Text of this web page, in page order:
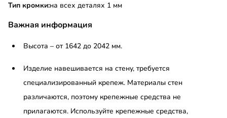
Тип кромки:на всех деталях 1 мм
Важная информация
Высота – от 1642 до 2042 мм.
Изделие навешивается на стену, требуется
специализированный крепеж. Материалы стен
различаются, поэтому крепежные средства не
прилагаются. Используйте крепежные средства,